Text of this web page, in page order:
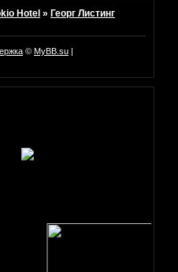
Hotel »Георг Листинг
© MyBB.su |